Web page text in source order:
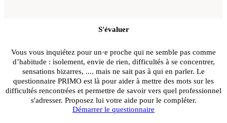
S'évaluer
Vous vous inquiétez pour un·e proche qui ne semble pas comme
d’habitude : isolement, envie de rien, difficultés à se concentrer,
sensations bizarres, .... mais ne sait pas à qui en parler. Le
questionnaire PRIMO est là pour aider à mettre des mots sur les
difficultés rencontrées et permettre de savoir vers quel professionnel
s'adresser. Proposez lui votre aide pour le compléter.
Démarrer le questionnaire